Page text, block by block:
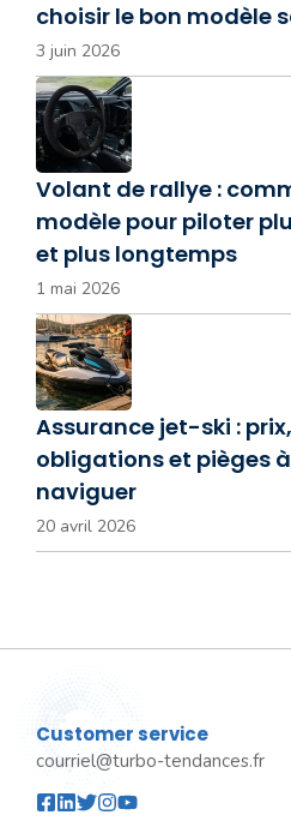
choisir le bon modèle
3 juin 2026
Volant de rallye :
modèle pour piloter
et plus longtemps
1 mai 2026
Assurance jet-ski :
obligations et pièges
naviguer
20 avril 2026
Customer service
courriel@turbo-tendances.fr